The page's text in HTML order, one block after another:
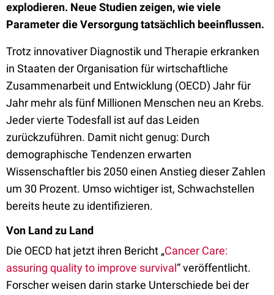
explodieren. Neue Studien zeigen, wie viele
Parameter die Versorgung tatsächlich beeinflussen.
Trotz innovativer Diagnostik und Therapie erkranken
in Staaten der Organisation für wirtschaftliche
Zusammenarbeit und Entwicklung (OECD) Jahr für
Jahr mehr als fünf Millionen Menschen neu an Krebs.
Jeder vierte Todesfall ist auf das Leiden
zurückzuführen. Damit nicht genug: Durch
demographische Tendenzen erwarten
Wissenschaftler bis 2050 einen Anstieg dieser Zahlen
um 30 Prozent. Umso wichtiger ist, Schwachstellen
bereits heute zu identifizieren.
Von Land zu Land
Die OECD hat jetzt ihren Bericht „Cancer Care:
assuring quality to improve survival“ veröffentlicht.
Forscher weisen darin starke Unterschiede bei der